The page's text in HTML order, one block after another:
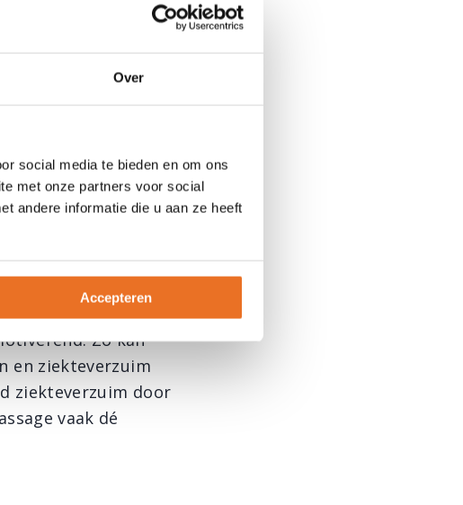
Over
social media te bieden en om ons
met onze partners voor social
andere informatie die u aan ze heeft
Accepteren
Het is dus
een massage
van de
kan de
steeds meer
stoelen op de
blijkt bovendien dat
Zo kan
en ziekteverzuim
ziekteverzuim door
vaak dé